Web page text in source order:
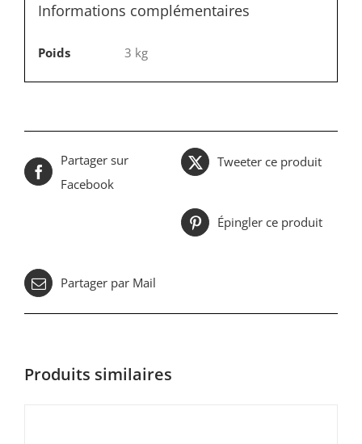
Informations complémentaires
Poids 3 kg
Partager sur
Facebook
Tweeter ce produit
Épingler ce produit
Partager par Mail
Produits similaires